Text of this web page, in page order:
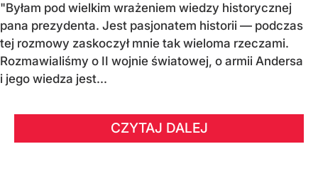
"Byłam pod wielkim wrażeniem wiedzy historycznej
pana prezydenta. Jest pasjonatem historii — podczas
tej rozmowy zaskoczył mnie tak wieloma rzeczami.
Rozmawialiśmy o II wojnie światowej, o armii Andersa
i jego wiedza jest...
CZYTAJ DALEJ